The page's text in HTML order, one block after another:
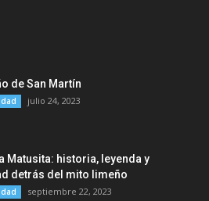
de San Martín
julio 24, 2023
Matusita: historia, leyenda y
detrás del mito limeño
septiembre 22, 2023